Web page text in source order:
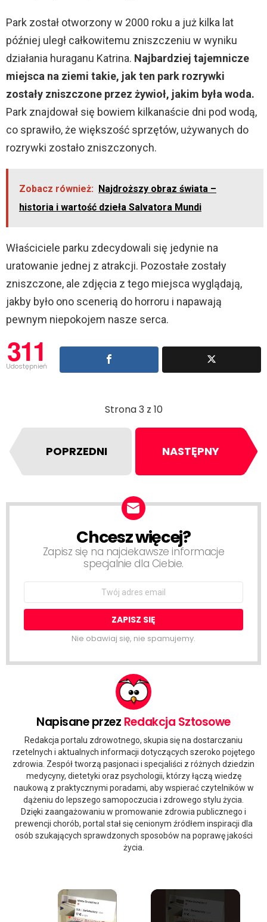
Park został otworzony w 2000 roku a już kilka lat
później uległ całkowitemu zniszczeniu w wyniku
działania huraganu Katrina. Najbardziej tajemnicze
miejsca na ziemi takie, jak ten park rozrywki
zostały zniszczone przez żywioł, jakim była woda.
Park znajdował się bowiem kilkanaście dni pod wodą,
co sprawiło, że większość sprzętów, używanych do
rozrywki zostało zniszczonych.
Zobacz również:
Najdroższy obraz świata –
historia i wartość dzieła Salvatora Mundi
Właściciele parku zdecydowali się jedynie na
uratowanie jednej z atrakcji. Pozostałe zostały
zniszczone, ale zdjęcia z tego miejsca wyglądają,
jakby było ono scenerią do horroru i napawają
pewnym niepokojem nasze serca.
311
Udostępnień
Strona 3 z 10
POPRZEDNI NASTĘPNY
NEWSLETTERChcesz więcej?
Zapisz się na najciekawsze informacje
specjalnie dla Ciebie.
Email
Nie obawiaj się, nie spamujemy.
Napisane przez Redakcja Sztosowe
Redakcja portalu zdrowotnego, skupia się na dostarczaniu
rzetelnych i aktualnych informacji dotyczących szeroko pojętego
zdrowia. Zespół tworzą pasjonaci i specjaliści z różnych dziedzin
medycyny, dietetyki oraz psychologii, którzy łączą wiedzę
naukową z praktycznymi poradami, aby wspierać czytelników w
dążeniu do lepszego samopoczucia i zdrowego stylu życia.
Dzięki zaangażowaniu w promowanie zdrowia publicznego i
prewencji chorób, portal stał się cenionym źródłem inspiracji dla
osób szukających sprawdzonych sposobów na poprawę jakości
życia.